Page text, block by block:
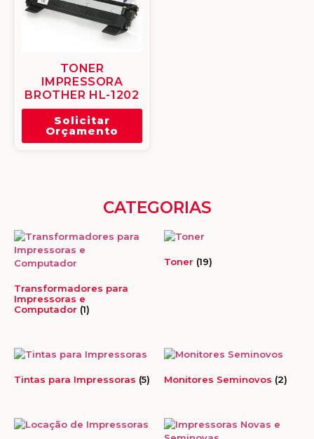
TONER
IMPRESSORA
BROTHER HL-1202
Solicitar
Orçamento
CATEGORIAS
Transformadores para
Impressoras e
Computador (1)
Toner (19)
Tintas para Impressoras (5) Monitores Seminovos (2)